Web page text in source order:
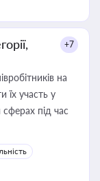
+7
на
їх участь у
під час